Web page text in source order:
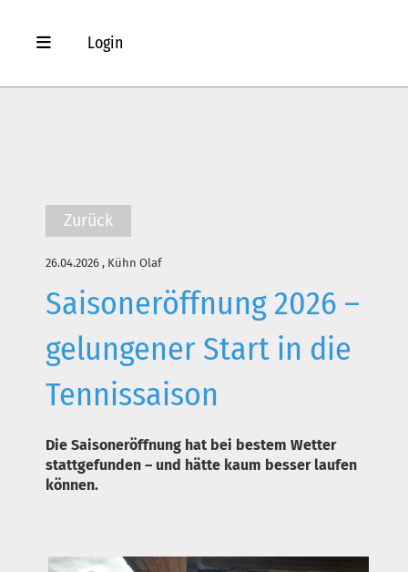
Login
Zurück
26.04.2026 , Kühn Olaf
Saisoneröffnung 2026 –
gelungener Start in die
Tennissaison
Die Saisoneröffnung hat bei bestem Wetter
stattgefunden – und hätte kaum besser laufen
können.